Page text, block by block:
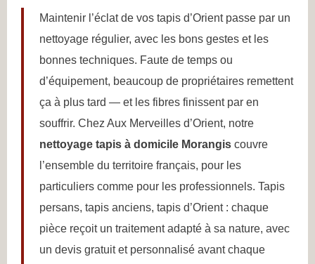
Maintenir l’éclat de vos tapis d’Orient passe par un
nettoyage régulier, avec les bons gestes et les
bonnes techniques. Faute de temps ou
d’équipement, beaucoup de propriétaires remettent
ça à plus tard — et les fibres finissent par en
souffrir. Chez Aux Merveilles d’Orient, notre
nettoyage tapis à domicile Morangis couvre
l’ensemble du territoire français, pour les
particuliers comme pour les professionnels. Tapis
persans, tapis anciens, tapis d’Orient : chaque
pièce reçoit un traitement adapté à sa nature, avec
un devis gratuit et personnalisé avant chaque